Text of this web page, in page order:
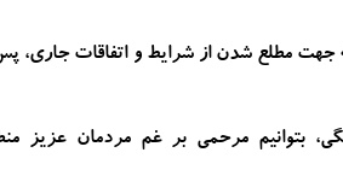
مطلع شدن از شرایط و اتفاقات جاری،
بتوانیم مرحمی بر غم مردمان